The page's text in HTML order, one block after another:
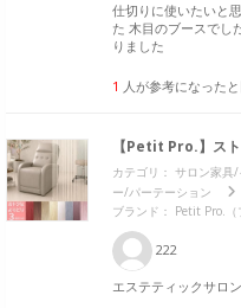
仕切りに使いたいと
た 木目のブースでし
りました
1 人が参考になった
【Petit Pro.】ス
カテゴリ： サロン家具
ー/パーテーション
ブランド： Petit Pro.（
222
エステティックサロン